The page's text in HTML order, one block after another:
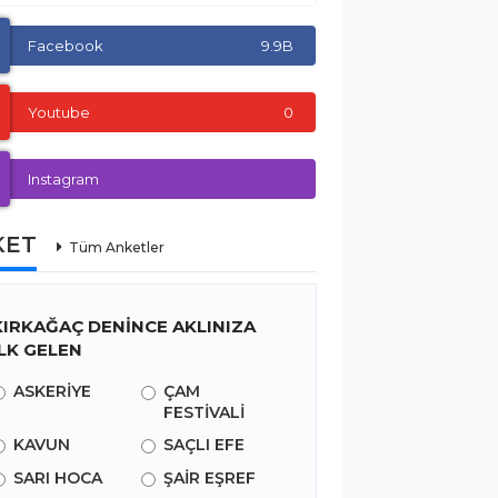
Facebook 9.9B
Youtube 0
Instagram
Tüm Anketler
DENİNCE AKLINIZA
GELEN
ASKERİYE
ÇAM
FESTİVALİ
KAVUN
SAÇLI EFE
SARI HOCA
ŞAİR EŞREF